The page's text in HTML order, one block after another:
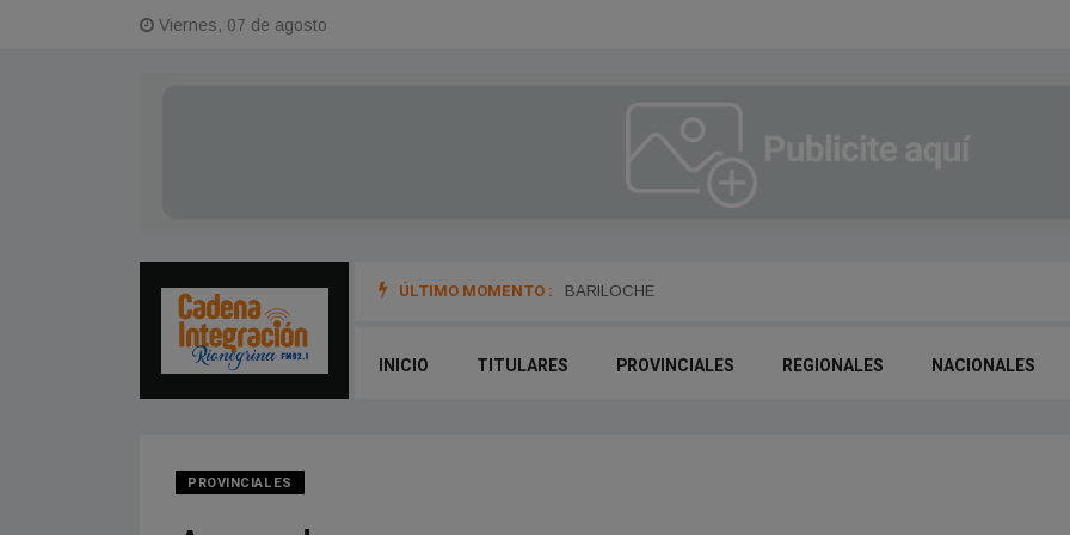
Viernes, 07 de agosto
ÚLTIMO MOMENTO : BARILOCHE
INICIO TITULARES PROVINCIALES REGIONALES NACIONALES
PROVINCIALES